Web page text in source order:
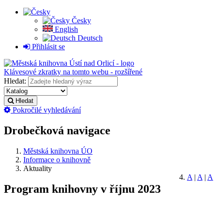
Česky
English
Deutsch
Přihlásit se
Klávesové zkratky na tomto webu - rozšířené
Hledat:
Hledat
Pokročilé vyhledávání
Drobečková navigace
Městská knihovna ÚO
Informace o knihovně
Aktuality
A | A | A
Program knihovny v říjnu 2023